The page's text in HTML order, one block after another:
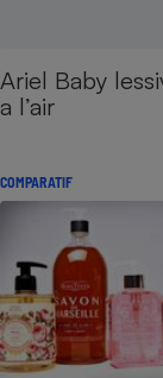
Ariel Baby
a l’air
COMPARATIF